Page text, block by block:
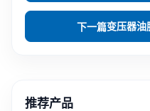
下一篇变压器油
推荐产品